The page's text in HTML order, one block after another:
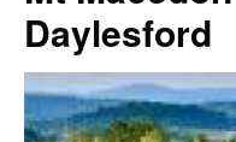
Daylesford